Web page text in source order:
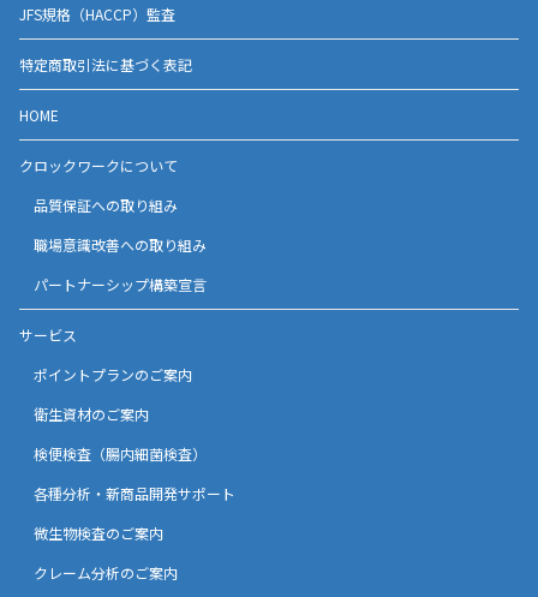
JFS規格（HACCP）監査
特定商取引法に基づく表記
HOME
クロックワークについて
品質保証への取り組み
職場意識改善への取り組み
パートナーシップ構築宣言
サービス
ポイントプランのご案内
衛生資材のご案内
検便検査（腸内細菌検査）
各種分析・新商品開発サポート
微生物検査のご案内
クレーム分析のご案内